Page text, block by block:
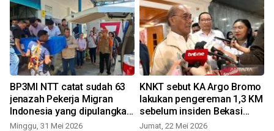
BP3MI NTT catat sudah 63
jenazah Pekerja Migran
Indonesia yang dipulangkan
pada 2026
Minggu, 31 Mei 2026
KNKT sebut KA Argo Bromo
lakukan pengereman 1,3 KM
sebelum insiden Bekasi
Timur
Jumat, 22 Mei 2026